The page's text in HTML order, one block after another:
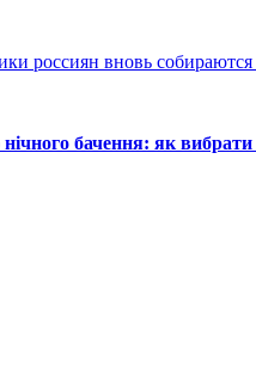
россиян вновь собираются
бачення: як вибрати